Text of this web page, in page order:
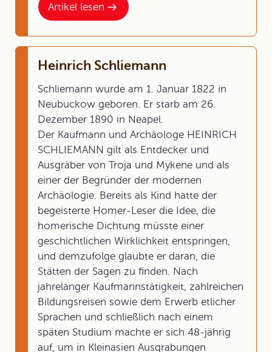
Artikel lesen
Heinrich Schliemann
Schliemann wurde am 1. Januar 1822 in
Neubuckow geboren. Er starb am 26.
Dezember 1890 in Neapel.
Der Kaufmann und Archäologe HEINRICH
SCHLIEMANN gilt als Entdecker und
Ausgräber von Troja und Mykene und als
einer der Begründer der modernen
Archäologie. Bereits als Kind hatte der
begeisterte Homer-Leser die Idee, die
homerische Dichtung müsste einer
geschichtlichen Wirklichkeit entspringen,
und demzufolge glaubte er daran, die
Stätten der Sagen zu finden. Nach
jahrelanger Kaufmannstätigkeit, zahlreichen
Bildungsreisen sowie dem Erwerb etlicher
Sprachen und schließlich nach einem
späten Studium machte er sich 48-jährig
auf, um in Kleinasien Ausgrabungen